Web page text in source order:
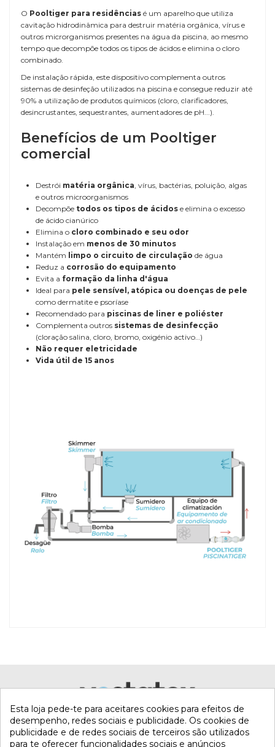
O Pooltiger para residências é um aparelho que utiliza
cavitação hidrodinâmica para destruir matéria orgânica, vírus e
outros microrganismos presentes na água da piscina, ao mesmo
tempo que decompõe todos os tipos de ácidos e elimina o cloro
combinado.
De instalação rápida, este dispositivo complementa outros
sistemas de desinfeção utilizados na piscina e consegue reduzir até
90% a utilização de produtos químicos (cloro, clarificadores,
desincrustantes, sequestrantes, aumentadores de pH...).
Benefícios de um Pooltiger
comercial
Destrói matéria orgânica , vírus, bactérias, poluição, algas
e outros microorganismos
Decompõe todos os tipos de ácidos e elimina o excesso
de ácido cianúrico
Elimina o cloro combinado e seu odor
Instalação em menos de 30 minutos
Mantém limpo o circuito de circulação de água
Reduz a corrosão do equipamento
Evita a formação da linha d'água
Ideal para pele sensível, atópica ou doenças de pele
como dermatite e psoríase
Recomendado para piscinas de liner e poliéster
Complementa outros sistemas de desinfecção
(cloração salina, cloro, bromo, oxigénio activo…)
Não requer eletricidade
Vida útil de 15 anos
Esta loja pede-te para aceitares cookies para efeitos de
desempenho, redes sociais e publicidade. Os cookies de
publicidade e de redes sociais de terceiros são utilizados
para te oferecer funcionalidades sociais e anúncios